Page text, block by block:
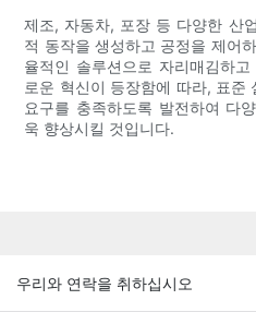
제조, 자동차, 포장 등 다양한 산
적 동작을 생성하고 공정을 제어
율적인 솔루션으로 자리매김하
로운 혁신이 등장함에 따라, 표준
요구를 충족하도록 발전하여 다
욱 향상시킬 것입니다.
우리와 연락을 취하십시오